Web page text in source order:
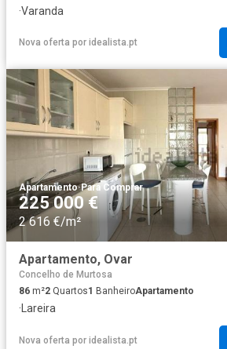
·Varanda
Nova oferta por idealista.pt
Apartamento·Para Comprar
225 000 €
2 616 €/m²
Apartamento, Ovar
Concelho de Murtosa
86 m²2 Quartos1 BanheiroApartamento
· Lareira
Nova oferta por idealista.pt